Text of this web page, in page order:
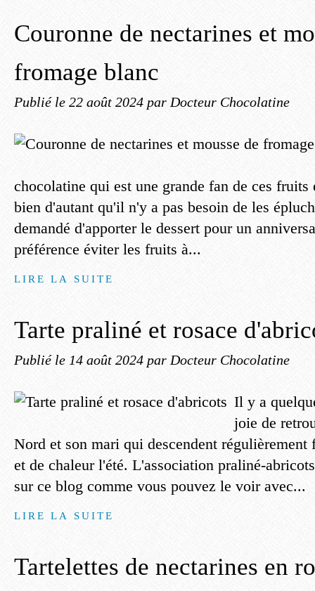
Couronne de nectarines et
fromage blanc
Publié le 22 août 2024 par Docteur Chocolatine
chocolatine qui est une grande fan de ces fruits
bien d'autant qu'il n'y a pas besoin de les
demandé d'apporter le dessert pour un
préférence éviter les fruits à...
LIRE LA SUITE
Tarte praliné et rosace
Publié le 14 août 2024 par Docteur Chocolatine
Il y a
joie de
Nord et son mari qui descendent
et de chaleur l'été. L'association praliné-
sur ce blog comme vous pouvez le voir avec...
LIRE LA SUITE
Tartelettes de nectarines en